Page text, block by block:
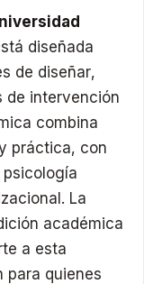
diseñada
de diseñar,
de intervención
combina
práctica, con
La
académica
a esta
para quienes